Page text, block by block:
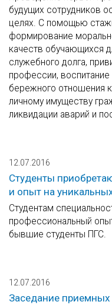
будущих сотрудников
целях. С помощью
формирование
качеств обучающихся
служебного долга,
профессии, воспитание
бережного отношения
личному имуществу
ликвидации аварий и
12.07.2016
Студенты
и опыт на
Студентам
профессиональный
бывшие студенты ПГС.
12.07.2016
Заседание